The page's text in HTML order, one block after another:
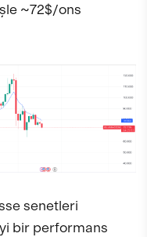
~72$/ons
senetleri
bir performans